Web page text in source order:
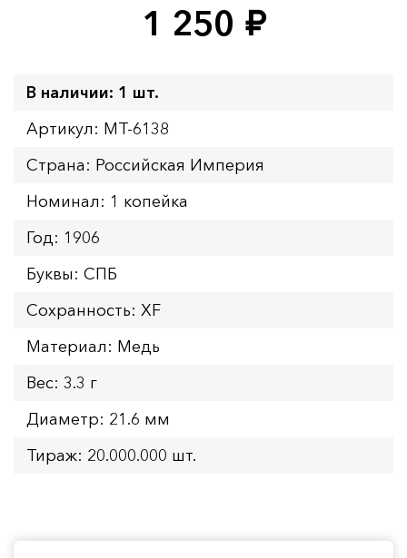
1 250 руб.
В наличии: 1 шт.
Артикул: MT-6138
Страна: Российская Империя
Номинал: 1 копейка
Год: 1906
Буквы: СПБ
Сохранность: XF
Материал: Медь
Вес: 3.3 г
Диаметр: 21.6 мм
Тираж: 20.000.000 шт.